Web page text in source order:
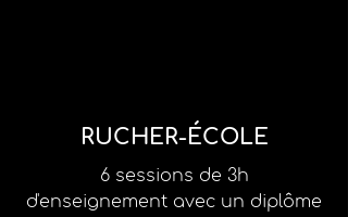
RUCHER-ÉCOLE
6 sessions de 3h
d'enseignement avec un diplôme